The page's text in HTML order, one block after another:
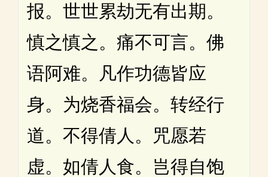
报。世世累劫无有出期。
慎之慎之。痛不可言。佛
语阿难。凡作功德皆应
身。为烧香福会。转经行
道。不得倩人。咒愿若
虚。如倩人食。岂得自饱